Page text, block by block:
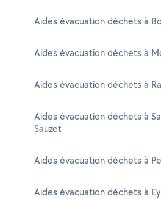
Aides évacuation déchets à
Aides évacuation déchets à
Aides évacuation déchets à
Aides évacuation déchets à
Sauzet
Aides évacuation déchets à
Aides évacuation déchets à